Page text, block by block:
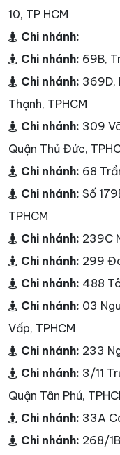
10, TP HCM
Chi nhánh:
Chi nhánh: 69B,
Chi nhánh: 369D,
Thạnh, TPHCM
Chi nhánh: 309
Quận Thủ Đức,
Chi nhánh: 68
Chi nhánh: Số
TPHCM
Chi nhánh: 239C
Chi nhánh: 299
Chi nhánh: 488
Chi nhánh: 03
Vấp, TPHCM
Chi nhánh: 233
Chi nhánh: 3/11
Quận Tân Phú,
Chi nhánh: 33A
Chi nhánh: 268/